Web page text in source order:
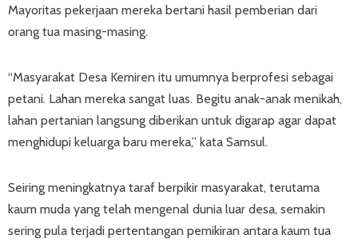
Mayoritas pekerjaan mereka bertani hasil pemberian dari
orang tua masing-masing.
“Masyarakat Desa Kemiren itu umumnya berprofesi sebagai
petani. Lahan mereka sangat luas. Begitu anak-anak menikah,
lahan pertanian langsung diberikan untuk digarap agar dapat
menghidupi keluarga baru mereka,” kata Samsul.
Seiring meningkatnya taraf berpikir masyarakat, terutama
kaum muda yang telah mengenal dunia luar desa, semakin
sering pula terjadi pertentangan pemikiran antara kaum tua